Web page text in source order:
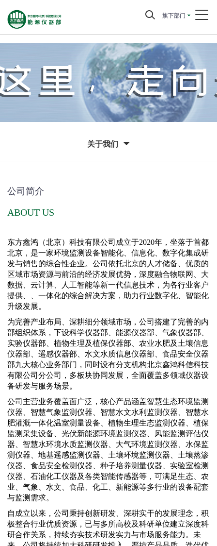
旗下部门
关于我们
公司简介
ABOUT US
东方鑫鸿（北京）科技有限公司成立于2020年，坐落于首都
北京，是一家环境监测设备智能化、信息化、数字化集成研
发与销售的综合性企业。公司依托北京的人才储备、优质的
区域市场资源与前沿的经济发展优势，深度融合物联网、大
数据、云计算、人工智能等新一代信息技术，为各行业客户
提供、、一体化的综合解决方案，助力行业数字化、智能化
升级发展。
为完善产业布局、深耕细分领域市场，公司搭建了完善的内
部组织体系，下设科学仪器部、能源仪器部、气象仪器部、
实验仪器部、植物生理及植保仪器部、农业水肥及土壤信息
仪器部、遥感仪器部、水文水质信息仪器部、食品安全仪器
部九大核心业务部门，同时设有分支机构北京鑫鸿科信科技
有限公司分公司，多板块协同发展，全面覆盖多领域仪器设
备研发与服务场景。
公司主营业务覆盖面广泛，核心产品涵盖智慧生态环境监测
仪器、智慧气象监测仪器、智慧水文水利监测仪器、智慧水
肥灌溉一体化温室测量设备、植物生理生态监测仪器、植保
监测采集设备、光伏新能源环境监测仪器、风能监测评估仪
器、智慧水环境水质监测仪器、大气环境监测仪器、水保监
测仪器、地基遥感监测仪器、土壤环境监测仪器、土壤蒸渗
仪器、食品安全检测仪器、种子培养测量仪器、实验室检测
仪器、石油化工仪器及各类智能传感器等，可满足生态、农
业、气象、水文、食品、化工、新能源等多行业的设备配套
与监测需求。
自成立以来，公司秉持创新研发、深耕实干的发展理念，积
极整合行业优质资源，已与多所高校及科研单位建立深度科
研合作关系，持续夯实技术研发实力与市场服务能力。未